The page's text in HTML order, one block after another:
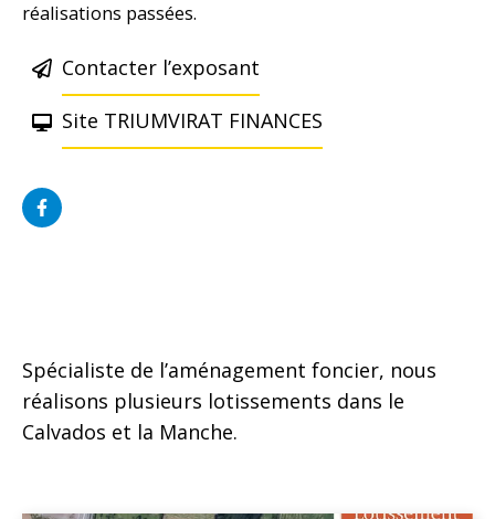
réalisations passées.
Contacter l’exposant
Site TRIUMVIRAT FINANCES
Spécialiste de l’aménagement foncier, nous
réalisons plusieurs lotissements dans le
Calvados et la Manche.